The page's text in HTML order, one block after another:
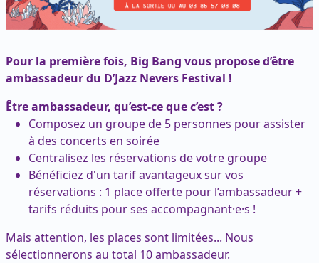
Pour la première fois, Big Bang vous propose d’être
ambassadeur du D’Jazz Nevers Festival !
Être ambassadeur, qu’est-ce que c’est ?
Composez un groupe de 5 personnes pour assister
à des concerts en soirée
Centralisez les réservations de votre groupe
Bénéficiez d'un tarif avantageux sur vos
réservations : 1 place offerte pour l’ambassadeur +
tarifs réduits pour ses accompagnant·e·s !
Mais attention, les places sont limitées... Nous
sélectionnerons au total 10 ambassadeur.